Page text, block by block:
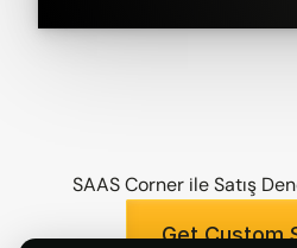
SAAS Corner ile Satış
Get Custom